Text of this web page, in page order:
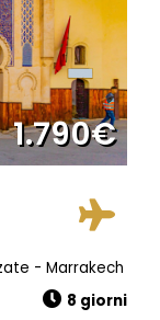
1.790€
- Marrakech
8 giorni